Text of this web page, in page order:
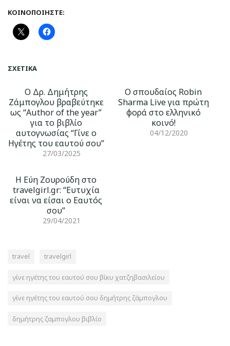
ΚΟΙΝΟΠΟΙΉΣΤΕ:
ΣΧΕΤΙΚΆ
Ο Δρ. Δημήτρης
Ζάμπογλου βραβεύτηκε
ως “Author of the year”
για το βιβλίο
αυτογνωσίας “Γίνε ο
Ηγέτης του εαυτού σου”
27/03/2025
Ο σπουδαίος Robin
Sharma Live για πρώτη
φορά στο ελληνικό
κοινό!
04/12/2020
Η Εύη Ζουρούδη στο
travelgirl.gr: “Ευτυχία
είναι να είσαι ο Εαυτός
σου”
29/04/2021
travel travelgirl
γίνε ηγέτης του εαυτού σου βίκυ χατζηβασιλείου
γίνε ηγέτης του εαυτού σου δημήτρης ζάμπογλου
δημήτρης ζαμπογλου βιβλίο